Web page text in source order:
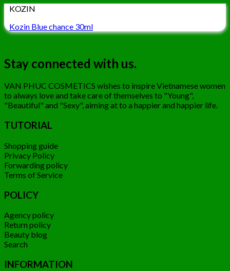
KOZIN
Kozin Blue chance 30ml
Stay connected with us.
VAN PHUC COSMETICS wishes to inspire Vietnamese women
to always love and take care of themselves to "Young",
"Beautiful" and "Sexy", aiming at to a happier and happier life.
TUTORIAL
Shopping guide
Privacy Policy
Forwarding policy
Terms of Service
POLICY
Agency policy
Return policy
Beauty blog
Search
INFORMATION